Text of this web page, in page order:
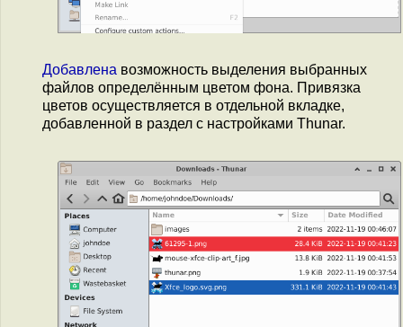
Добавлена возможность выделения выбранных
файлов определённым цветом фона. Привязка
цветов осуществляется в отдельной вкладке,
добавленной в раздел с настройками Thunar.